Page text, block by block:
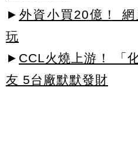
► 外資小買20億！
玩
► CCL火燒上游！ 「
友 5台廠默默發財